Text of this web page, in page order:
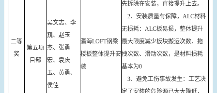
二等
奖
第五项
目部
吴文志、李
巍、赵玉
杰、张勇
宏、袁庆
玉、黄勇、
侯佳
瀛海LOFT钢梁
楼板整体提升安
装
先拆除在安装，直接提升上去。
2、安装质量有保障，ALC材料
无损耗：ALC板易损，整体提升
最大限度减少板块搬运次数、拖
拽次数、滑动次数，是材料损耗
基本为0
3、避免工伤事故发生：工艺决
定了安装的危险源已大大降低，